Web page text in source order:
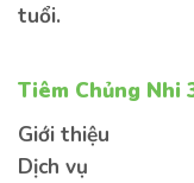
tuổi.
Tiêm Chủng Nhi
Giới thiệu
Dịch vụ